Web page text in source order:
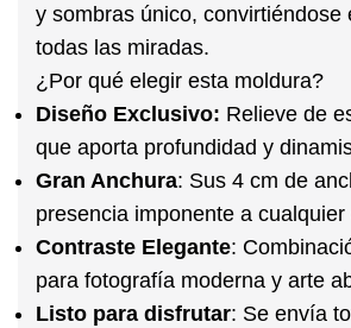
y sombras único, convirtiéndose
todas las miradas.
¿Por qué elegir esta moldura?
Diseño Exclusivo: Relieve de
que aporta profundidad y
Gran Anchura: Sus 4 cm de
presencia imponente a cualquier
Contraste Elegante:
para fotografía moderna y arte
Listo para disfrutar: Se envía